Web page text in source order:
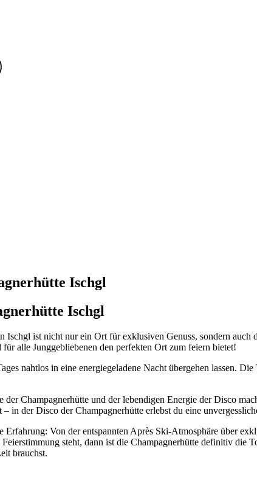
Ischgl
Ischgl
Ischgl ist nicht nur ein Ort für exklusiven Genuss, sondern
alle Junggebliebenen den perfekten Ort zum feiern bietet!
nahtlos in eine energiegeladene Nacht übergehen lassen.
Champagnerhütte und der lebendigen Energie der Disco
in der Disco der Champagnerhütte erlebst du eine
Erfahrung: Von der entspannten Après Ski-Atmosphäre über
steht, dann ist die Champagnerhütte definitiv
brauchst.